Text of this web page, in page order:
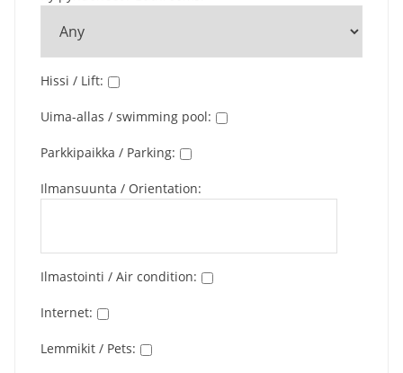
Hissi / Lift:
Uima-allas / swimming pool:
Parkkipaikka / Parking:
Ilmansuunta / Orientation:
Ilmastointi / Air condition:
Internet:
Lemmikit / Pets: